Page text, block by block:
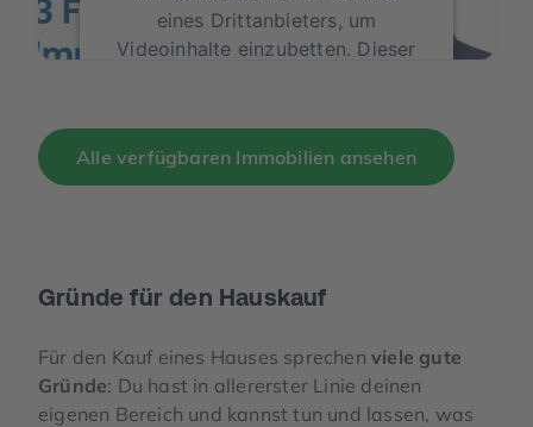
eines Drittanbieters, um
Videoinhalte einzubetten. Dieser
Sie die Details durch und stimmen
Sie der Nutzung des Service zu,
um dieses Video anzusehen.
Alle verfügbaren Immobilien ansehen
Gründe für den Hauskauf
Für den Kauf eines Hauses sprechen viele gute
Gründe: Du hast in allererster Linie deinen
eigenen Bereich und kannst tun und lassen, was